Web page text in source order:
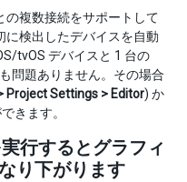
複数接続をサポートして
に検出したデバイスを自動
tvOS デバイスと 1 台の
問題ありません。その場合
Project Settings > Editor) か
きます。
行するとグラフィ
り下がります